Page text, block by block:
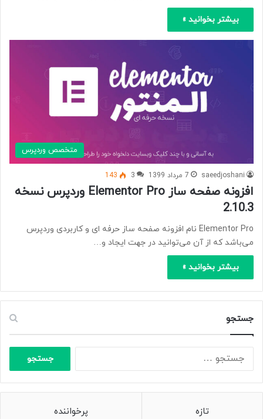
بیشتر بخوانید »
متخصص وردپرس
saeedjoshani 7 مرداد 1399 3
143
افزونه صفحه ساز Elementor Pro وردپرس نسخه
2.10.3
Elementor Pro نام افزونه صفحه ساز حرفه ای و کاربردی وردپرس
می‌باشد که از آن می‌توانید در جهت ایجاد و…
بیشتر بخوانید »
جستجو
تازه پرخواننده